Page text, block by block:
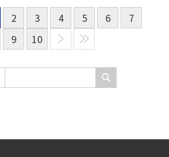
2 3 4 5 6
7
9 10